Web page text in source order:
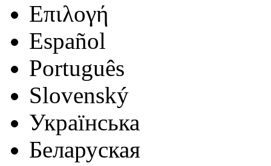
Επιλογή
Español
Português
Slovenský
Українська
Беларуская